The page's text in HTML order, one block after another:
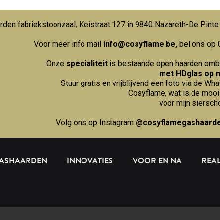
fabriekstoonzaal, Keistraat 127 in 9840 Nazareth-De
Voor meer info mail info@cosyflame.be, bel ons op
Onze specialiteit is bestaande open haarden
met HDglas op
Stuur gratis en vrijblijvend een foto via de
Cosyflame, wat is de
voor mijn
Volg ons op Instagram
INNOVATIES VOOR EN NA